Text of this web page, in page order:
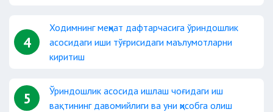
4
Ходимнинг меҳнат дафтарчасига ўриндошлик
асосидаги иши тўғрисидаги маълумотларни
киритиш
5
Ўриндошлик асосида ишлаш чоғидаги иш
вақтининг давомийлиги ва уни ҳисобга олиш